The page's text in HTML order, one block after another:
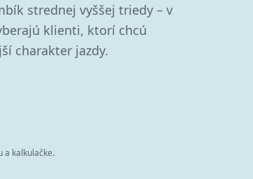
strednej vyššej triedy – v
klienti, ktorí chcú
charakter jazdy.
a kalkulačke.